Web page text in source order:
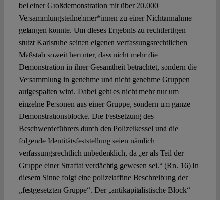
bei einer Großdemonstration mit über 20.000
Versammlungsteilnehmer*innen zu einer Nichtannahme
gelangen konnte. Um dieses Ergebnis zu rechtfertigen
stutzt Karlsruhe seinen eigenen verfassungsrechtlichen
Maßstab soweit herunter, dass nicht mehr die
Demonstration in ihrer Gesamtheit betrachtet, sondern die
Versammlung in genehme und nicht genehme Gruppen
aufgespalten wird. Dabei geht es nicht mehr nur um
einzelne Personen aus einer Gruppe, sondern um ganze
Demonstrationsblöcke. Die Festsetzung des
Beschwerdeführers durch den Polizeikessel und die
folgende Identitätsfeststellung seien nämlich
verfassungsrechtlich unbedenklich, da „er als Teil der
Gruppe einer Straftat verdächtig gewesen sei.“ (Rn. 16) In
diesem Sinne folgt eine polizeiaffine Beschreibung der
„festgesetzten Gruppe“. Der „antikapitalistische Block“